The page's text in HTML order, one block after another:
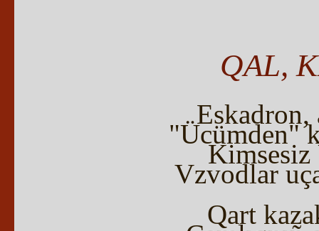
QAL,
Eskadron,
"Ücümden"
Vzvodlar
Qart